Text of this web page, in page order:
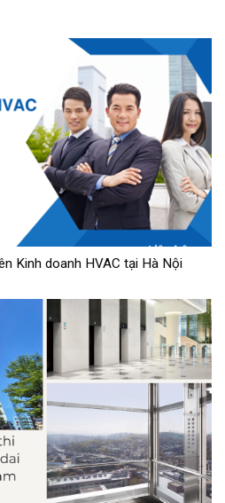
Kinh doanh HVAC tại Hà Nội